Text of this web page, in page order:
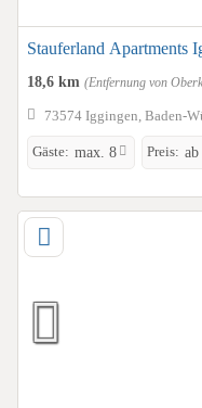
Stauferland Apartments
18,6 km (Entfernung von
73574 Iggingen, Baden-
Gäste: max. 8 Preis: